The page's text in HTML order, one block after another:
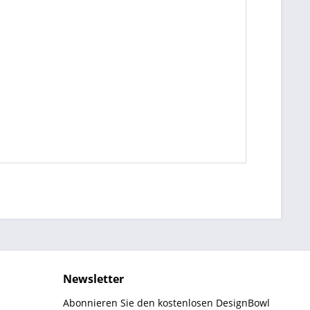
Newsletter
Abonnieren Sie den kostenlosen DesignBowl